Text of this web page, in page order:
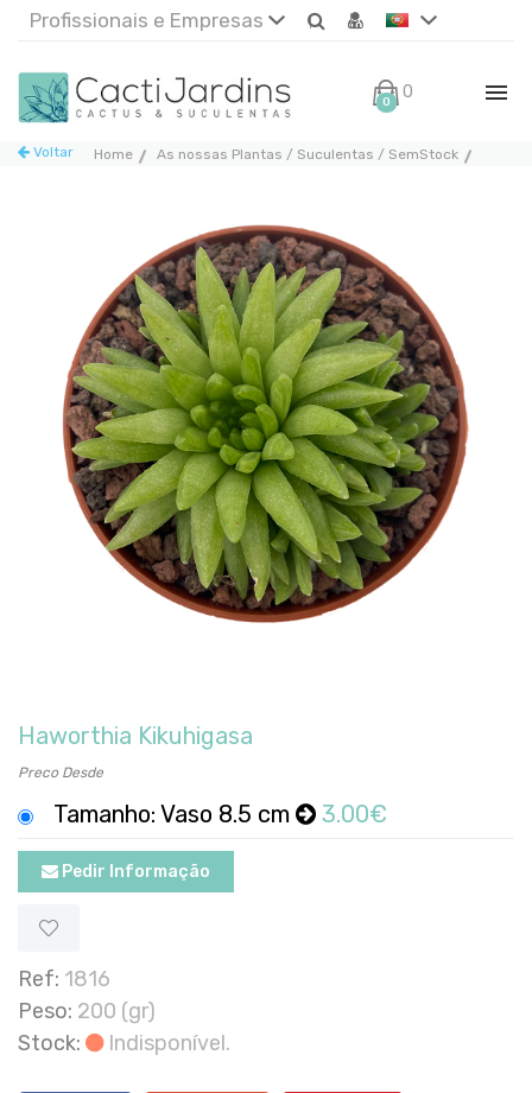
Profissionais e Empresas
0 0€
Home As nossas Plantas / Suculentas / SemStock
Voltar
Haworthia Kikuhigasa
Preco Desde
Tamanho: Vaso 8.5 cm 3.00€
Pedir Informação
Ref: 1816
Peso: 200 (gr)
Stock:
Indisponível.